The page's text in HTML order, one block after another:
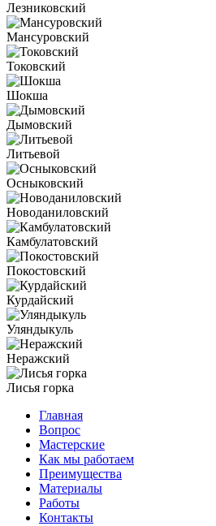
Лезниковский
Мансуровский
Токовский
Шокша
Дымовский
Литьевой
Осныковский
Новоданиловский
Камбулатовский
Покостовский
Курдайский
Уляндыкуль
Неражский
Лисья горка
Главная
Вопрос
Мастерские
Как мы работаем
Преимущества
Материалы
Работы
Контакты